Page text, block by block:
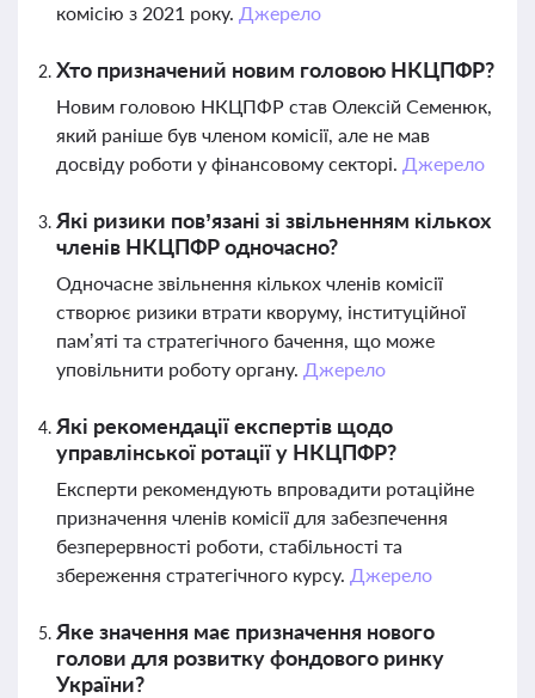
комісію з 2021 року. Джерело
Хто призначений новим головою НКЦПФР?
Новим головою НКЦПФР став Олексій Семенюк,
який раніше був членом комісії, але не мав
досвіду роботи у фінансовому секторі. Джерело
Які ризики пов’язані зі звільненням кількох
членів НКЦПФР одночасно?
Одночасне звільнення кількох членів комісії
створює ризики втрати кворуму, інституційної
пам’яті та стратегічного бачення, що може
уповільнити роботу органу. Джерело
Які рекомендації експертів щодо
управлінської ротації у НКЦПФР?
Експерти рекомендують впровадити ротаційне
призначення членів комісії для забезпечення
безперервності роботи, стабільності та
збереження стратегічного курсу. Джерело
Яке значення має призначення нового
голови для розвитку фондового ринку
України?